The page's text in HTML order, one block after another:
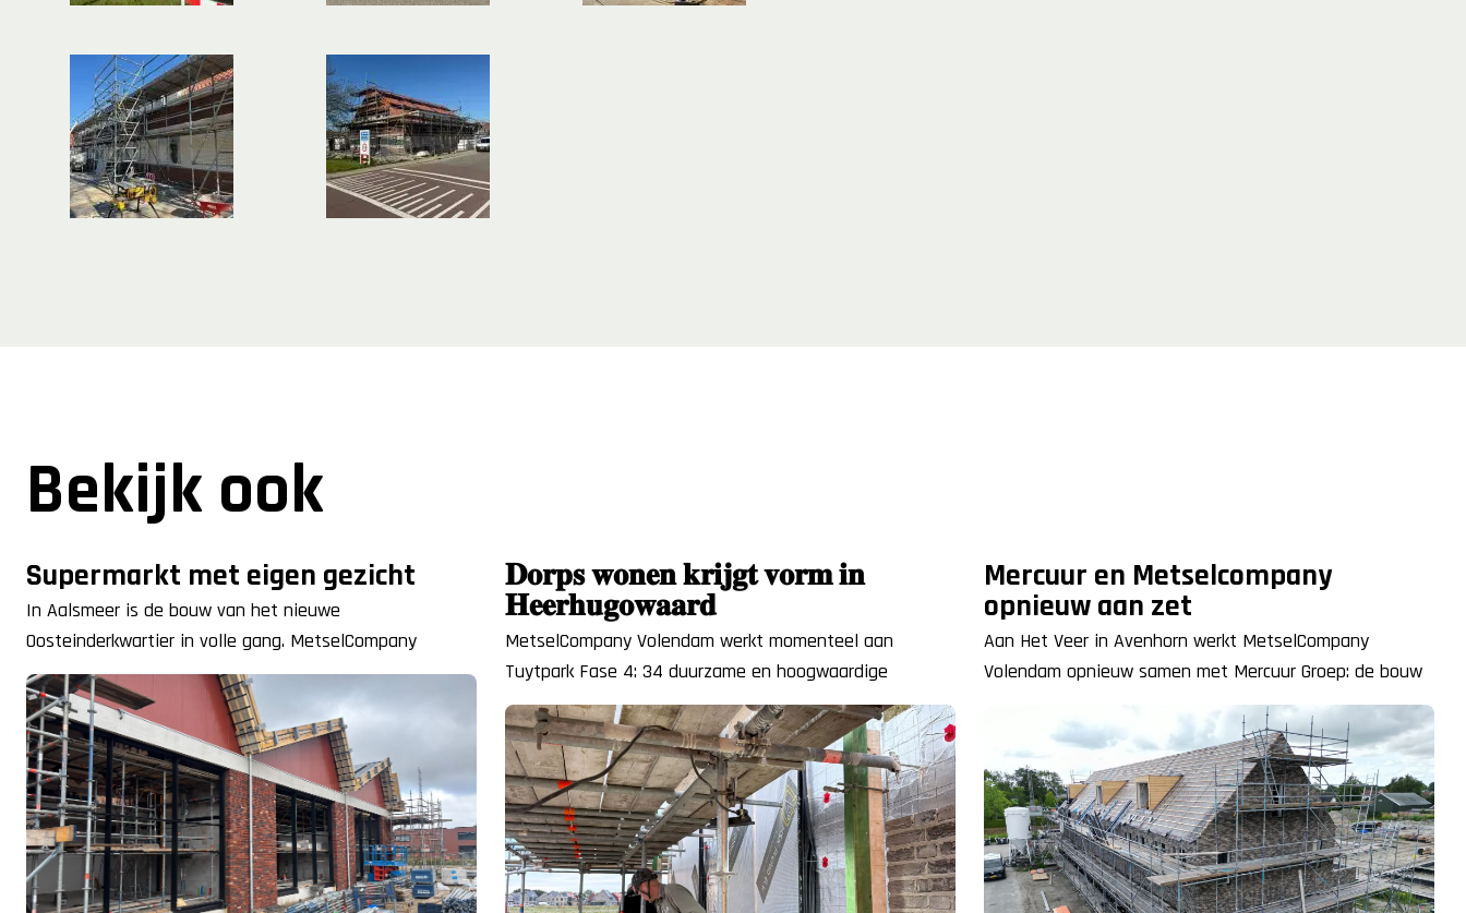
Bekijk ook
Supermarkt met eigen gezicht
In Aalsmeer is de bouw van het nieuwe
Oosteinderkwartier in volle gang. MetselCompany
Volendam levert hier een belangrijke bijdrage aan
𝐃𝐨𝐫𝐩𝐬 𝐰𝐨𝐧𝐞𝐧 𝐤𝐫𝐢𝐣𝐠𝐭 𝐯𝐨𝐫𝐦 𝐢𝐧
𝐇𝐞𝐞𝐫𝐡𝐮𝐠𝐨𝐰𝐚𝐚𝐫𝐝
MetselCompany Volendam werkt momenteel aan
Tuytpark Fase 4: 34 duurzame en hoogwaardige
woningen op een fraaie, landelijke locatie. Dit project
Mercuur en Metselcompany
opnieuw aan zet
Aan Het Veer in Avenhorn werkt MetselCompany
Volendam opnieuw samen met Mercuur Groep: de bouw
van 17 duurzame starterswoningen op